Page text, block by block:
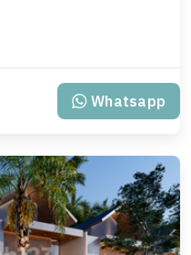
Whatsapp